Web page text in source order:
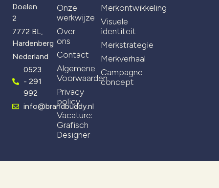
Doelen
2
7772 BL,
Hardenberg
Nederland
0523
- 291
992
info@brandbuddy.nl
Onze
werkwijze
Over
ons
Contact
Algemene
Voorwaarden
Privacy
policy
Vacature:
Grafisch
Designer
Merkontwikkeling
Visuele
identiteit
Merkstrategie
Merkverhaal
Campagne
concept